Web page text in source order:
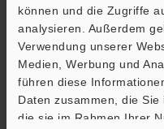
können und die Zugriffe
analysieren. Außerdem
Verwendung unserer
Medien, Werbung und
führen diese
Daten zusammen, die
die sie im Rahmen Ihrer
PDF: 558.1KB/ Deutsch
Download